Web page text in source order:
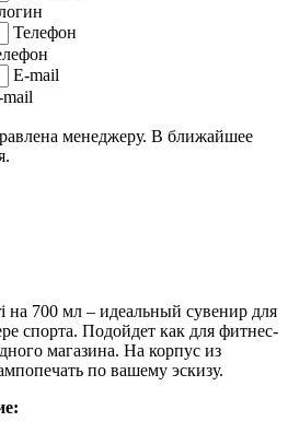
Телефон
E-mail
менеджеру. В ближайшее
на 700 мл – идеальный сувенир для
спорта. Подойдет как для фитнес-
магазина. На корпус из
по вашему эскизу.